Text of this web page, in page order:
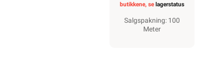
butikkene, se lagerstatus
Salgspakning: 100
Meter